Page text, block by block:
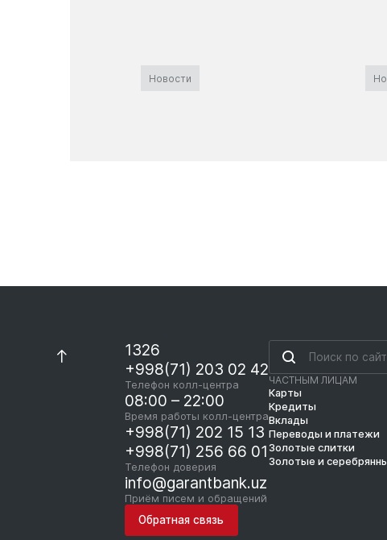
Новости
1326
+998(71) 203 02 42
Телефон колл-центра
08:00 – 22:00
Время работы колл-центра
+998(71) 202 15 13
+998(71) 256 66 01
Телефон доверия
info@garantbank.uz
Приём писем и обращений
Обратная связь
ЧАСТНЫМ ЛИЦАМ
Карты
Кредиты
Вклады
Переводы и платежи
Золотые слитки
Золотые и